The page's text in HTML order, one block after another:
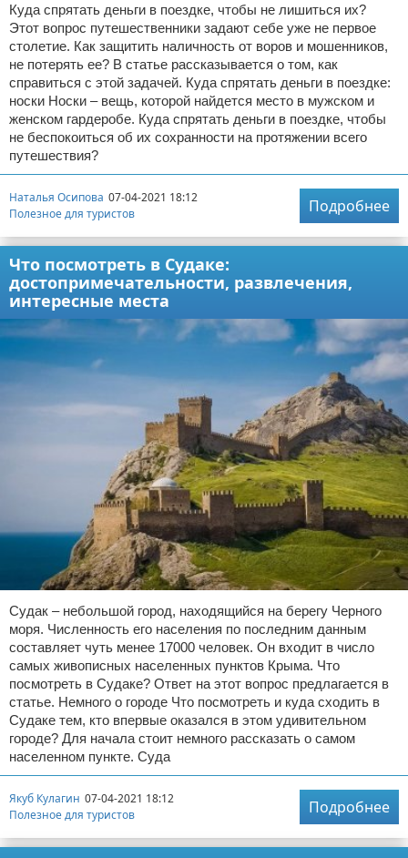
Куда спрятать деньги в поездке, чтобы не лишиться их?
Этот вопрос путешественники задают себе уже не первое
столетие. Как защитить наличность от воров и мошенников,
не потерять ее? В статье рассказывается о том, как
справиться с этой задачей. Куда спрятать деньги в поездке:
носки Носки – вещь, которой найдется место в мужском и
женском гардеробе. Куда спрятать деньги в поездке, чтобы
не беспокоиться об их сохранности на протяжении всего
путешествия?
Наталья Осипова 07-04-2021 18:12
Полезное для туристов
Подробнее
Что посмотреть в Судаке:
достопримечательности, развлечения,
интересные места
Судак – небольшой город, находящийся на берегу Черного
моря. Численность его населения по последним данным
составляет чуть менее 17000 человек. Он входит в число
самых живописных населенных пунктов Крыма. Что
посмотреть в Судаке? Ответ на этот вопрос предлагается в
статье. Немного о городе Что посмотреть и куда сходить в
Судаке тем, кто впервые оказался в этом удивительном
городе? Для начала стоит немного рассказать о самом
населенном пункте. Суда
Якуб Кулагин 07-04-2021 18:12
Полезное для туристов
Подробнее